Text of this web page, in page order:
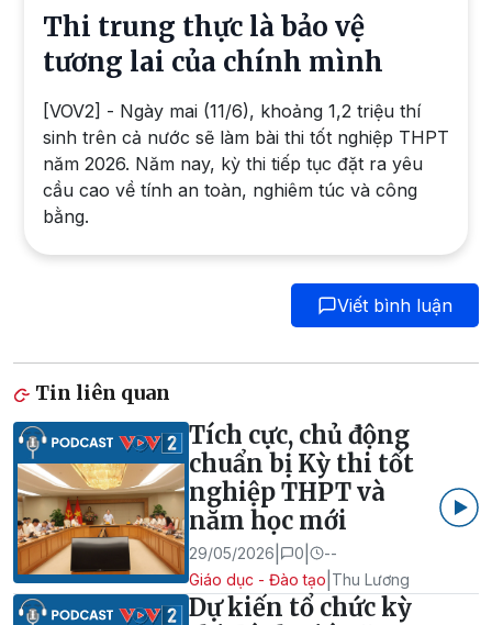
Thi trung thực là bảo vệ
tương lai của chính mình
[VOV2] - Ngày mai (11/6), khoảng 1,2 triệu thí
sinh trên cả nước sẽ làm bài thi tốt nghiệp THPT
năm 2026. Năm nay, kỳ thi tiếp tục đặt ra yêu
cầu cao về tính an toàn, nghiêm túc và công
bằng.
Viết bình luận
Tin liên quan
Tích cực, chủ động
chuẩn bị Kỳ thi tốt
nghiệp THPT và
năm học mới
29/05/2026 0
--
Giáo dục - Đào tạo Thu Lương
Dự kiến tổ chức kỳ